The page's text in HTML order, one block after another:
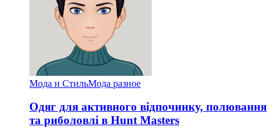
Мода и СтильМода разное
Одяг для активного відпочинку, полювання
та риболовлі в Hunt Masters